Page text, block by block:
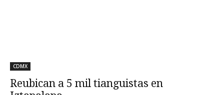
CDMX
Reubican a 5 mil tianguistas en